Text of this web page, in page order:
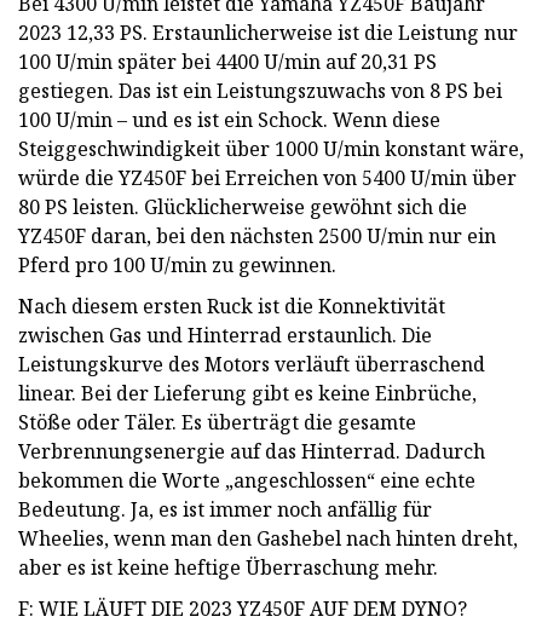
2023 12,33 PS. Erstaunlicherweise ist die Leistung nur
100 U/min später bei 4400 U/min auf 20,31 PS
gestiegen. Das ist ein Leistungszuwachs von 8 PS bei
100 U/min – und es ist ein Schock. Wenn diese
Steiggeschwindigkeit über 1000 U/min konstant wäre,
würde die YZ450F bei Erreichen von 5400 U/min über
80 PS leisten. Glücklicherweise gewöhnt sich die
YZ450F daran, bei den nächsten 2500 U/min nur ein
Pferd pro 100 U/min zu gewinnen.
Nach diesem ersten Ruck ist die Konnektivität
zwischen Gas und Hinterrad erstaunlich. Die
Leistungskurve des Motors verläuft überraschend
linear. Bei der Lieferung gibt es keine Einbrüche,
Stöße oder Täler. Es überträgt die gesamte
Verbrennungsenergie auf das Hinterrad. Dadurch
bekommen die Worte „angeschlossen“ eine echte
Bedeutung. Ja, es ist immer noch anfällig für
Wheelies, wenn man den Gashebel nach hinten dreht,
aber es ist keine heftige Überraschung mehr.
F: WIE LÄUFT DIE 2023 YZ450F AUF DEM DYNO?